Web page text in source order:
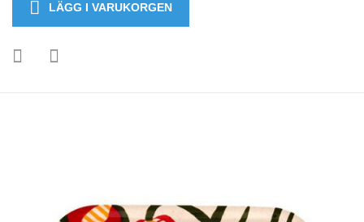
LÄGG I VARUKORGEN